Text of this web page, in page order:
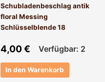
Schubladenbeschlag antik
floral Messing
Schlüsselblende 18
4,00€ Verfügbar: 2
In den Warenkorb